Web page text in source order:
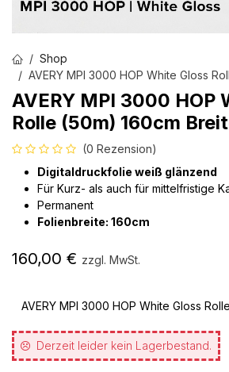
Shop
AVERY MPI 3000 HOP White Gloss
AVERY MPI 3000 HOP
Rolle (50m) 160cm
(0 Rezension)
Digitaldruckfolie weiß glänzend
Für Kurz- als auch für mittelfristige
Permanent
Folienbreite: 160cm
160,00 € zzgl. MwSt.
AVERY MPI 3000 HOP White Gloss
Derzeit leider kein Lagerbestand.